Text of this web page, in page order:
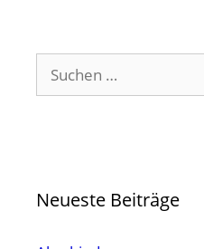
Suchen
nach:
Neueste Beiträge